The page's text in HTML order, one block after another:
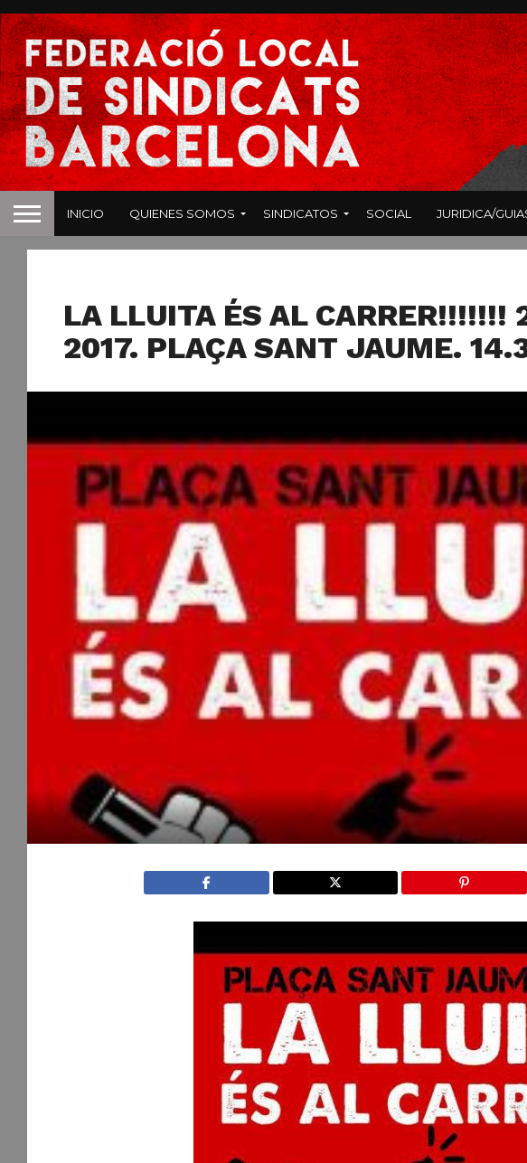
INICIO QUIENES SOMOS SINDICATOS SOCIAL JURIDICA/
LA LLUITA ÉS AL CARRER!!!!!!!
2017. PLAÇA SANT JAUME.